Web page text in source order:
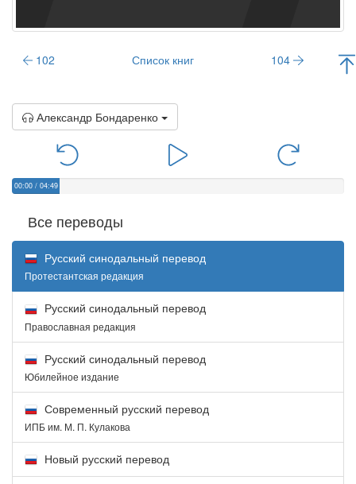
102 Список книг 104
Александр Бондаренко
00:00 / 04:49
Все переводы
Русский синодальный перевод
Протестантская редакция
Русский синодальный перевод
Православная редакция
Русский синодальный перевод
Юбилейное издание
Современный русский перевод
ИПБ им. М. П. Кулакова
Новый русский перевод